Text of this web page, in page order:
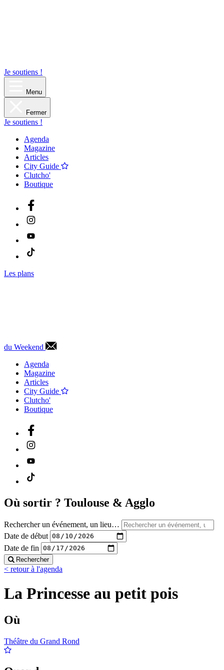
Je soutiens !
Menu
Fermer
Je soutiens !
Agenda
Magazine
Articles
City Guide
Clutcho'
Boutique
Les plans
du Weekend
Agenda
Magazine
Articles
City Guide
Clutcho'
Boutique
Où sortir ? Toulouse & Agglo
Rechercher un événement, un lieu…
Date de début
Date de fin
Rechercher
< retour à l'agenda
La Princesse au petit pois
Où
Théâtre du Grand Rond